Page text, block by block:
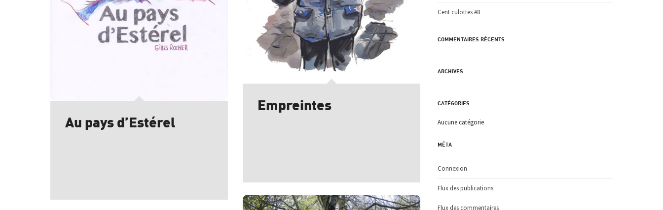
Au pays d’Estérel
Empreintes
Cent culottes #8
COMMENTAIRES RÉCENTS
ARCHIVES
CATÉGORIES
Aucune catégorie
MÉTA
Connexion
Flux des publications
Flux des commentaires